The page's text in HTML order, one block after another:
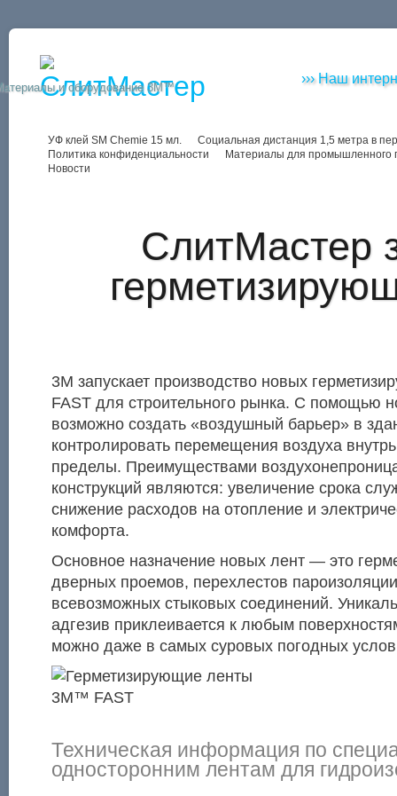
и оборудование 3M™
››› Наш
УФ клей SM Chemie 15 мл.
Социальная дистанция 1,5 метра в
Политика конфиденциальности
Материалы для промышленного
Новости
СлитМастер
3M запускает производство новых
FAST для строительного рынка. С помощью
возможно создать «воздушный барьер» в
контролировать перемещения воздуха
пределы. Преимуществами
конструкций являются: увеличение срока
снижение расходов на отопление и
комфорта.
Основное назначение новых лент — это
дверных проемов, перехлестов
всевозможных стыковых соединений.
адгезив приклеивается к любым
можно даже в самых суровых погодных
Техническая информация по
односторонним лентам для